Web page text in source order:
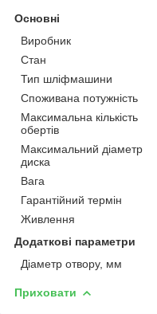
Основні
Виробник
Стан
Тип шліфмашини
Споживана потужність
Максимальна кількість
обертів
Максимальний діаметр
диска
Вага
Гарантійний термін
Живлення
Додаткові параметри
Діаметр отвору, мм
Приховати